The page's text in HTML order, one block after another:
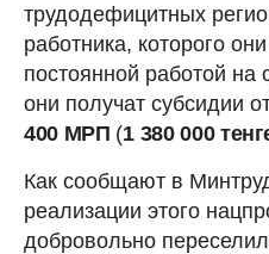
трудодефицитных
работника, которого
постоянной работой на
они получат субсидии
400 МРП (1 380 000
Как сообщают в
реализации этого
добровольно